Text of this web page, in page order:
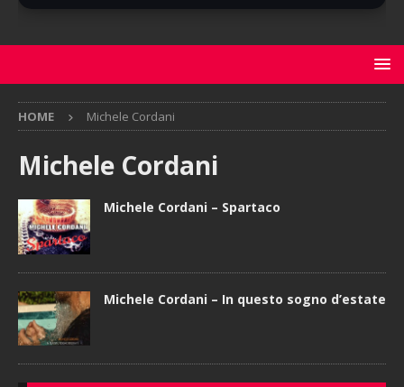
HOME Michele Cordani
Michele Cordani
Michele Cordani – Spartaco
Michele Cordani – In questo sogno d’estate